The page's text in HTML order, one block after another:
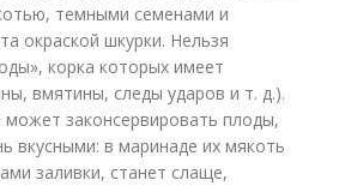
темными семенами и
окраской шкурки. Нельзя
корка которых имеет
вмятины, следы ударов и т. д.).
может законсервировать плоды,
вкусными: в маринаде их мякоть
заливки, станет слаще,